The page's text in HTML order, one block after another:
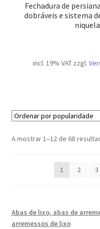
Fechadura de
dobráveis e sistema
incl. 19% VAT zzgl.
A mostrar 1–12 de 68
1
2 3
Abas de lixo, abas de
arremessos de lixo